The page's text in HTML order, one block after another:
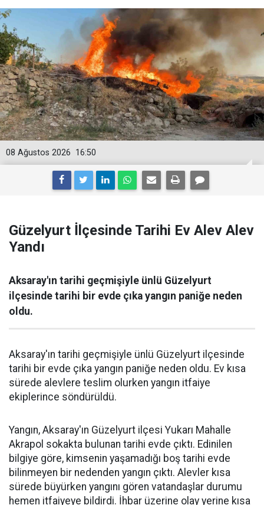
16:50
08 Ağustos 2026
Güzelyurt İlçesinde Tarihi Ev Alev Alev
Yandı
Aksaray'ın tarihi geçmişiyle ünlü Güzelyurt
ilçesinde tarihi bir evde çıka yangın paniğe neden
oldu.
Aksaray'ın tarihi geçmişiyle ünlü Güzelyurt ilçesinde
tarihi bir evde çıka yangın paniğe neden oldu. Ev kısa
sürede alevlere teslim olurken yangın itfaiye
ekiplerince söndürüldü.
Yangın, Aksaray'ın Güzelyurt ilçesi Yukarı Mahalle
Akrapol sokakta bulunan tarihi evde çıktı. Edinilen
bilgiye göre, kimsenin yaşamadığı boş tarihi evde
bilinmeyen bir nedenden yangın çıktı. Alevler kısa
sürede büyürken yangını gören vatandaşlar durumu
hemen itfaiyeye bildirdi. İhbar üzerine olay yerine kısa